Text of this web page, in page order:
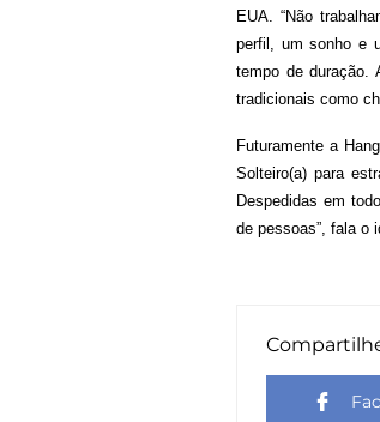
EUA. “Não
perfil, um sonho e
tempo de duração.
tradicionais como
Futuramente a
Solteiro(a) para
Despedidas em
de pessoas”, fala o